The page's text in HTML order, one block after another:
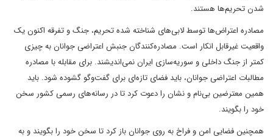
شدن تحریم‌ها هستند.
مصادره اعتراض‌ها توسط لابی‌های شناخته شده تحریم، جنگ و تفرقه اکنون یک
واقعیت غیرقابل انکار است. مصادره‌کنندگان جنبش اعتراضی جوانان به چیزی
کمتر از جنگ داخلی و سوریه‌سازی ایران نمی‌اندیشند. برای مقابله با مصادره
مطالبات اعتراضی جوانان، باید فضای تازه‌ای برای گفت‌وگو گشوده شود. باید
همین معترضین بی‌نام و نشان را دعوت کرد تا در رسانه‌های رسمی کشور سخن
خود را بگویند.
همچنین فضایی امن و فراخ به روی جوانان باز کرد تا سخن خود را بگویند و به